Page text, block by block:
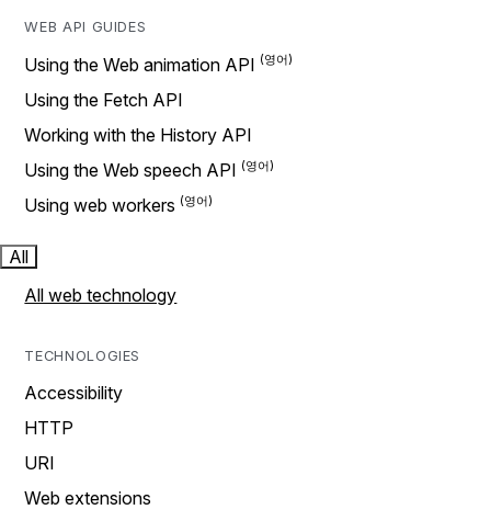
WEB API GUIDES
Using the Web animation API
Using the Fetch API
Working with the History API
Using the Web speech API
Using web workers
All
All web technology
TECHNOLOGIES
Accessibility
HTTP
URI
Web extensions